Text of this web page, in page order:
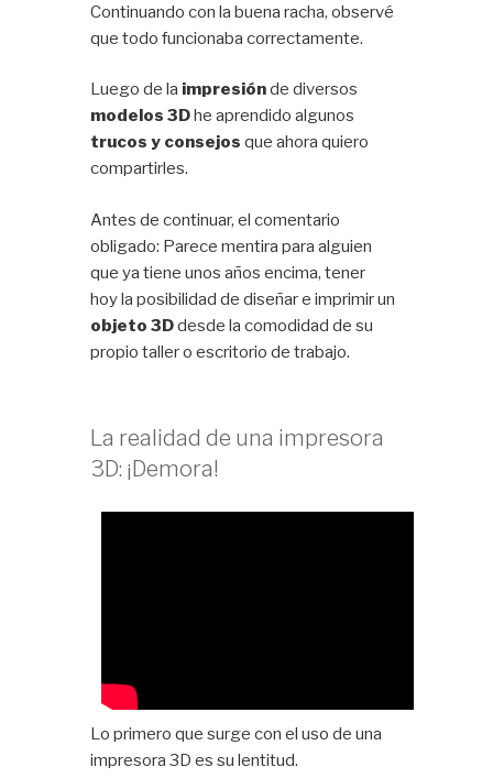
Continuando con la buena racha, observé
que todo funcionaba correctamente.
Luego de la impresiónde diversos
modelos 3D he aprendido algunos
trucos y consejos que ahora quiero
compartirles.
Antes de continuar, el comentario
obligado: Parece mentira para alguien
que ya tiene unos años encima, tener
hoy la posibilidad de diseñar e imprimir un
objeto 3Ddesde la comodidad de su
propio taller o escritorio de trabajo.
La realidad de una impresora
3D: ¡Demora!
Lo primero que surge con el uso de una
impresora 3D es su lentitud.